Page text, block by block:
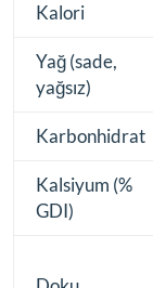
Kalori
Yağ (sade,
yağsız)
Karbonhidrat
Kalsiyum (%
GDI)